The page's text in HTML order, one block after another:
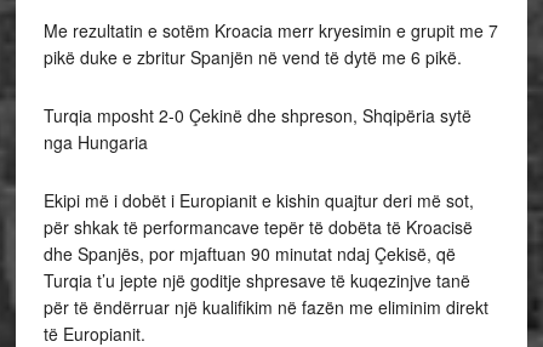
Me rezultatin e sotëm Kroacia merr kryesimin e grupit me 7
pikë duke e zbritur Spanjën në vend të dytë me 6 pikë.
Turqia mposht 2-0 Çekinë dhe shpreson, Shqipëria sytë
nga Hungaria
Ekipi më i dobët i Europianit e kishin quajtur deri më sot,
për shkak të performancave tepër të dobëta të Kroacisë
dhe Spanjës, por mjaftuan 90 minutat ndaj Çekisë, që
Turqia t’u jepte një goditje shpresave të kuqezinjve tanë
për të ëndërruar një kualifikim në fazën me eliminim direkt
të Europianit.